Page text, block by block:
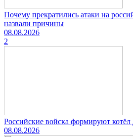
Почему прекратились атаки на
назвали причины
08.08.2026
2
Российские войска формируют
08.08.2026